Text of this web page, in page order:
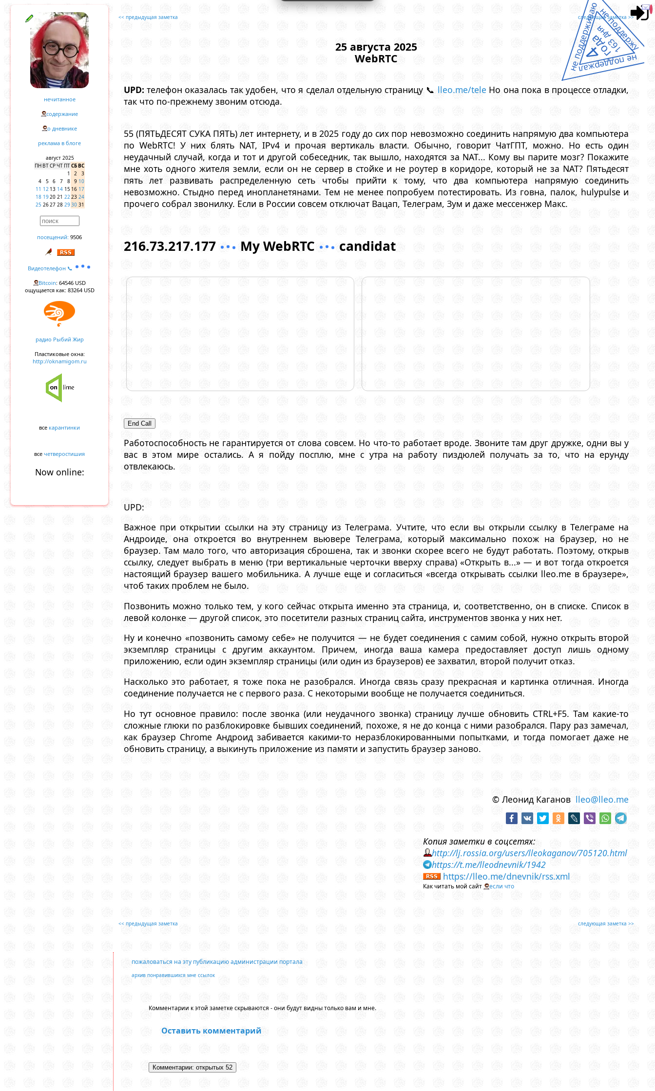
нечитанное
содержание
о дневнике
реклама в блоге
август 2025
ПН ВТСРЧТ ПТСБВС
1
2
3
4
5 6 7 8 9 10
11 12 13 14 15 16 17
18 1920 21 2223 24
25 2627 28 2930 31
посещений: 9506
Видеотелефон 📞
Bitcoin: 64546 USD
ощущается как: 83264 USD
радио Рыбий Жир
Пластиковые окна:
http://oknamigom.ru
все карантинки
все четверостишия
Now online:
<< предыдущая заметка следующая заметка >>
25 августа 2025
WebRTC
UPD: телефон оказалась так удобен, что я сделал отдельную страницу 📞 lleo.me/tele Но она пока в процессе отладки,
так что по-прежнему звоним отсюда.
55 (ПЯТЬДЕСЯТ СУКА ПЯТЬ) лет интернету, и в 2025 году до сих пор невозможно соединить напрямую два компьютера
по WebRTC! У них блять NAT, IPv4 и прочая вертикаль власти. Обычно, говорит ЧатГПТ, можно. Но есть один
неудачный случай, когда и тот и другой собеседник, так вышло, находятся за NAT... Кому вы парите мозг? Покажите
мне хоть одного жителя земли, если он не сервер в стойке и не роутер в коридоре, который не за NAT? Пятьдесят
пять лет развивать распределенную сеть чтобы прийти к тому, что два компьютера напрямую соединить
невозможно. Стыдно перед инопланетянами. Тем не менее попробуем потестировать. Из говна, палок, hulypulse и
прочего собрал звонилку. Если в России совсем отключат Вацап, Телеграм, Зум и даже мессенжер Макс.
216.73.217.177 My WebRTC candidat
End Call
Работоспособность не гарантируется от слова совсем. Но что-то работает вроде. Звоните там друг дружке, одни вы у
вас в этом мире остались. А я пойду посплю, мне с утра на работу пиздюлей получать за то, что на ерунду
отвлекаюсь.
UPD:
Важное при открытии ссылки на эту страницу из Телеграма. Учтите, что если вы открыли ссылку в Телеграме на
Андроиде, она откроется во внутреннем вьювере Телеграма, который максимально похож на браузер, но не
браузер. Там мало того, что авторизация сброшена, так и звонки скорее всего не будут работать. Поэтому, открыв
ссылку, следует выбрать в меню (три вертикальные черточки вверху справа) «Открыть в...» — и вот тогда откроется
настоящий браузер вашего мобильника. А лучше еще и согласиться «всегда открывать ссылки lleo.me в браузере»,
чтоб таких проблем не было.
Позвонить можно только тем, у кого сейчас открыта именно эта страница, и, соответственно, он в списке. Список в
левой колонке — другой список, это посетители разных страниц сайта, инструментов звонка у них нет.
Ну и конечно «позвонить самому себе» не получится — не будет соединения с самим собой, нужно открыть второй
экземпляр страницы с другим аккаунтом. Причем, иногда ваша камера предоставляет доступ лишь одному
приложению, если один экземпляр страницы (или один из браузеров) ее захватил, второй получит отказ.
Насколько это работает, я тоже пока не разобрался. Иногда связь сразу прекрасная и картинка отличная. Иногда
соединение получается не с первого раза. С некоторыми вообще не получается соединиться.
Но тут основное правило: после звонка (или неудачного звонка) страницу лучше обновить CTRL+F5. Там какие-то
сложные глюки по разблокировке бывших соединений, похоже, я не до конца с ними разобрался. Пару раз замечал,
как браузер Chrome Андроид забивается какими-то неразблокированными попытками, и тогда помогает даже не
обновить страницу, а выкинуть приложение из памяти и запустить браузер заново.
© Леонид Каганов lleo@lleo.me
Копия заметки в соцсетях:
http://lj.rossia.org/users/lleokaganov/705120.html
https://t.me/lleodnevnik/1942
https://lleo.me/dnevnik/rss.xml
Как читать мой сайт если что
<< предыдущая заметка следующая заметка >>
пожаловаться на эту публикацию администрации портала
архив понравившихся мне ссылок
Комментарии к этой заметке скрываются - они будут видны только вам и мне.
Оставить комментарий
не поддержал
не поддерживаюне поддержу
4
года
163 дня